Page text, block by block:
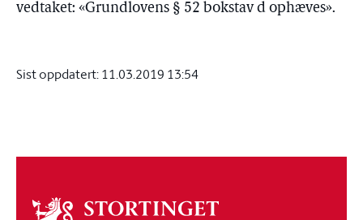
vedtaket: «Grundlovens § 52 bokstav d ophæves».
Sist oppdatert:11.03.2019 13:54
Om